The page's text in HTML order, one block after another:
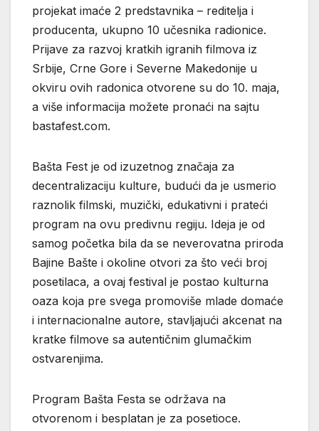
projekat imaće 2 predstavnika – reditelja i
producenta, ukupno 10 učesnika radionice.
Prijave za razvoj kratkih igranih filmova iz
Srbije, Crne Gore i Severne Makedonije u
okviru ovih radonica otvorene su do 10. maja,
a više informacija možete pronaći na sajtu
bastafest.com.
Bašta Fest je od izuzetnog značaja za
decentralizaciju kulture, budući da je usmerio
raznolik filmski, muzički, edukativni i prateći
program na ovu predivnu regiju. Ideja je od
samog početka bila da se neverovatna priroda
Bajine Bašte i okoline otvori za što veći broj
posetilaca, a ovaj festival je postao kulturna
oaza koja pre svega promoviše mlade domaće
i internacionalne autore, stavljajući akcenat na
kratke filmove sa autentičnim glumačkim
ostvarenjima.
Program Bašta Festa se održava na
otvorenom i besplatan je za posetioce.